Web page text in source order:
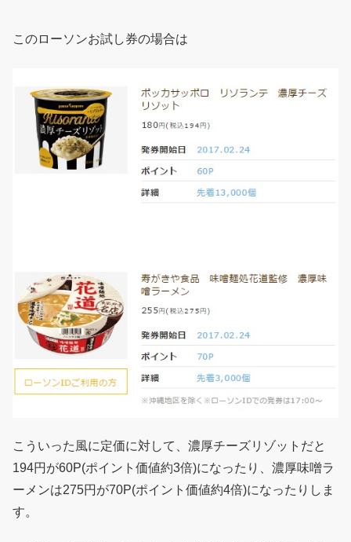
このローソンお試し券の場合は
こういった風に定価に対して、濃厚チーズリゾットだと
194円が60P(ポイント価値約3倍)になったり、濃厚味噌ラ
ーメンは275円が70P(ポイント価値約4倍)になったりしま
す。